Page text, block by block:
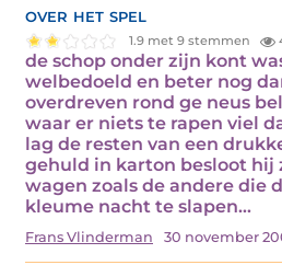
over het spel
1.9 met 9 stemmen
de schop onder zijn kont
welbedoeld en beter nog
overdreven rond ge neus
waar er niets te rapen viel
lag de resten van een
gehuld in karton besloot hij
wagen zoals de andere die
kleume nacht te slapen…
Frans Vlinderman 30 november